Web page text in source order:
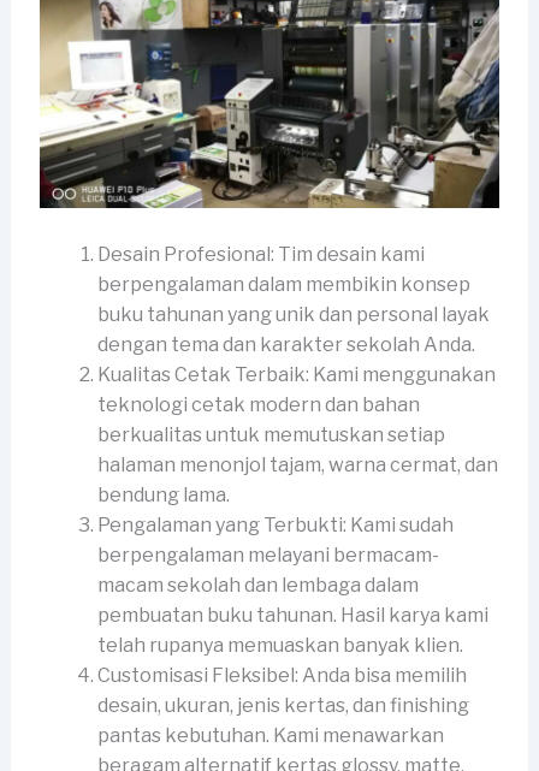
Desain Profesional: Tim desain kami
berpengalaman dalam membikin konsep
buku tahunan yang unik dan personal layak
dengan tema dan karakter sekolah Anda.
Kualitas Cetak Terbaik: Kami menggunakan
teknologi cetak modern dan bahan
berkualitas untuk memutuskan setiap
halaman menonjol tajam, warna cermat, dan
bendung lama.
Pengalaman yang Terbukti: Kami sudah
berpengalaman melayani bermacam-
macam sekolah dan lembaga dalam
pembuatan buku tahunan. Hasil karya kami
telah rupanya memuaskan banyak klien.
Customisasi Fleksibel: Anda bisa memilih
desain, ukuran, jenis kertas, dan finishing
pantas kebutuhan. Kami menawarkan
beragam alternatif kertas glossy, matte,